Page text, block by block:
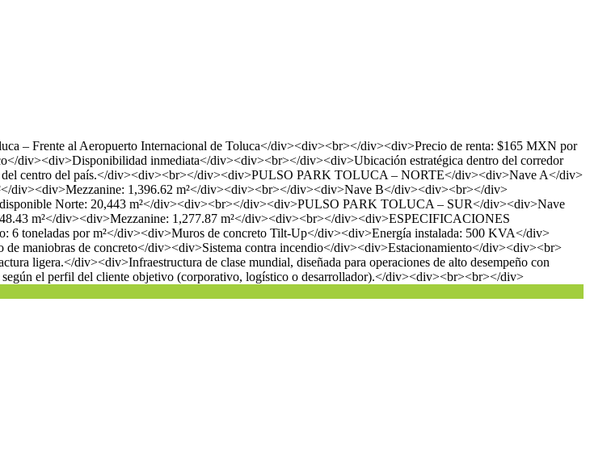
Frente al Aeropuerto Internacional de Toluca</div><div><br></div><div>Precio de renta: $165 MXN por
div><div>Disponibilidad inmediata</div><div><br></div><div>Ubicación estratégica dentro del corredor
del centro del país.</div><div><br></div><div>PULSO PARK TOLUCA – NORTE</div><div>Nave A</div>
div><div>Mezzanine: 1,396.62 m²</div><div><br></div><div>Nave B</div><div><br></div>
Norte: 20,443 m²</div><div><br></div><div>PULSO PARK TOLUCA – SUR</div><div>Nave
m²</div><div>Mezzanine: 1,277.87 m²</div><div><br></div><div>ESPECIFICACIONES
toneladas por m²</div><div>Muros de concreto Tilt-Up</div><div>Energía instalada: 500 KVA</div>
maniobras de concreto</div><div>Sistema contra incendio</div><div>Estacionamiento</div><div><br>
ligera.</div><div>Infraestructura de clase mundial, diseñada para operaciones de alto desempeño con
el perfil del cliente objetivo (corporativo, logístico o desarrollador).</div><div><br><br></div>